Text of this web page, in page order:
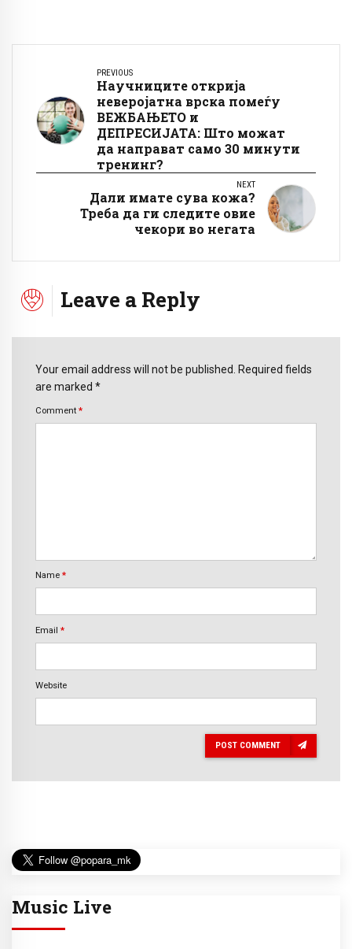
PREVIOUS
Научниците открија
неверојатна врска помеѓу
ВЕЖБАЊЕТО и
ДЕПРЕСИЈАТА: Што можат
да направат само 30 минути
тренинг?
NEXT
Дали имате сува кожа?
Треба да ги следите овие
чекори во негата
Leave a Reply
Your email address will not be published. Required fields
are marked *
Comment *
Name *
Email *
Website
POST COMMENT
Music Live